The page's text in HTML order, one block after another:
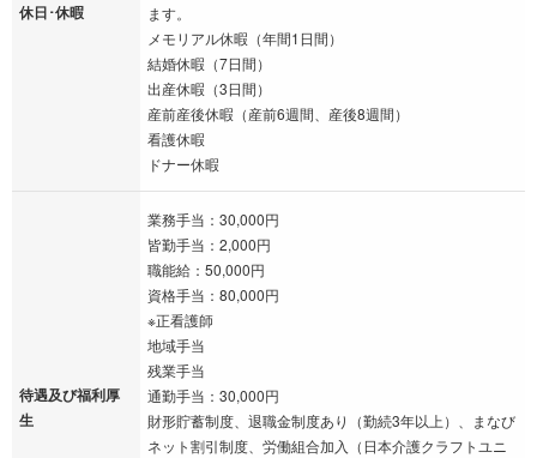
休日･休暇
ます。
メモリアル休暇（年間1日間）
結婚休暇（7日間）
出産休暇（3日間）
産前産後休暇（産前6週間、産後8週間）
看護休暇
ドナー休暇
待遇及び福利厚
生
業務手当：30,000円
皆勤手当：2,000円
職能給：50,000円
資格手当：80,000円
※正看護師
地域手当
残業手当
通勤手当：30,000円
財形貯蓄制度、退職金制度あり（勤続3年以上）、まなび
ネット割引制度、労働組合加入（日本介護クラフトユニ